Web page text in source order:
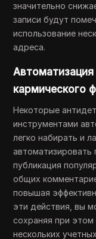
значительно
записи будут
использование
адреса.
кармического
Некоторые
инструментами
легко набирать и
автоматизировать
публикация
общих
повышая
эти действия, вы
сохраняя при этом
нескольких